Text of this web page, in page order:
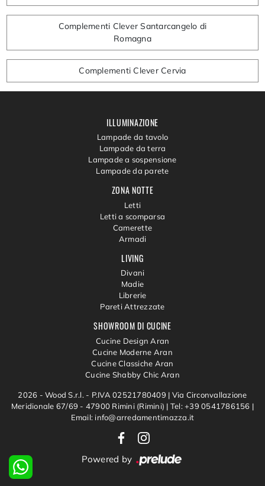
Complementi Clever Santarcangelo di
Romagna
Complementi Clever Cervia
SHOWROOM DI CUCINE
Cucine Design Aran
Cucine Moderne Aran
Cucine Classiche Aran
Cucine Shabby Chic Aran
LIVING
Divani
Madie
Librerie
Pareti Attrezzate
ZONA NOTTE
Letti
Letti a scomparsa
Camerette
Armadi
ILLUMINAZIONE
Lampade da tavolo
Lampade da terra
Lampade a sospensione
Lampade da parete
2026 - Wood S.r.l. - P.IVA 02521780409 | Via Circonvallazione
Meridionale 67/69 - 47900 Rimini (Rimini) | Tel: +39 0541786156 |
Email: info@arredamentimazza.it
Powered by